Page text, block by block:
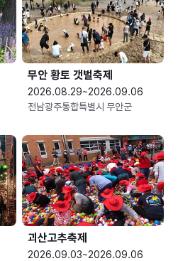
무안 황토 갯벌축제
2026.08.29~2026.09.06
전남광주통합특별시 무안군
괴산고추축제
2026.09.03~2026.09.06